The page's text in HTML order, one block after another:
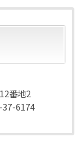
番地2
6174